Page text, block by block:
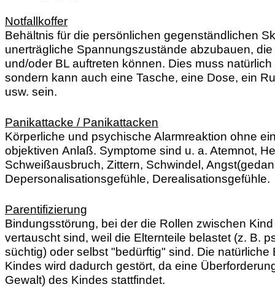
Notfallkoffer
Behältnis für die persönlichen gegenständlichen
unerträgliche Spannungszustände abzubauen,
und/oder BL auftreten können. Dies muss
sondern kann auch eine Tasche, eine Dose, ein
usw. sein.
Panikattacke / Panikattacken
Körperliche und psychische Alarmreaktion ohne
objektiven Anlaß. Symptome sind u. a. Atemnot,
Schweißausbruch, Zittern, Schwindel,
Depersonalisationsgefühle,
Parentifizierung
Bindungsstörung, bei der die Rollen zwischen
vertauscht sind, weil die Elternteile belastet (z. B.
süchtig) oder selbst "bedürftig" sind. Die natürliche
Kindes wird dadurch gestört, da eine
Gewalt) des Kindes stattfindet.